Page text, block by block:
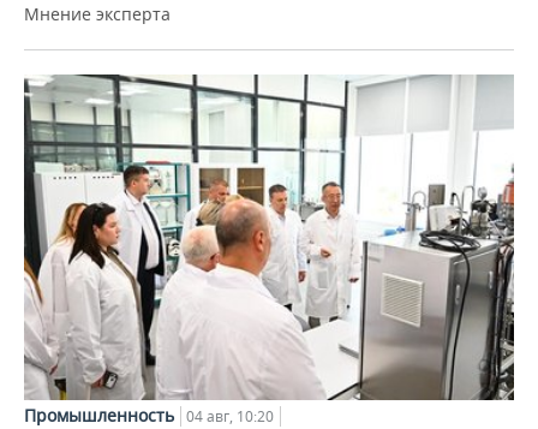
Мнение эксперта
Промышленность 04 авг, 10:20